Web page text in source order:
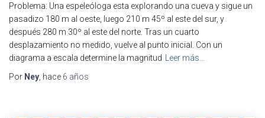
Problema: Una espeleóloga esta explorando una cueva y sigue un
pasadizo 180 m al oeste, luego 210 m 45º al este del sur, y
después 280 m 30º al este del norte. Tras un cuarto
desplazamiento no medido, vuelve al punto inicial. Con un
diagrama a escala determine la magnitud
Leer más…
Por Ney , hace 6 años